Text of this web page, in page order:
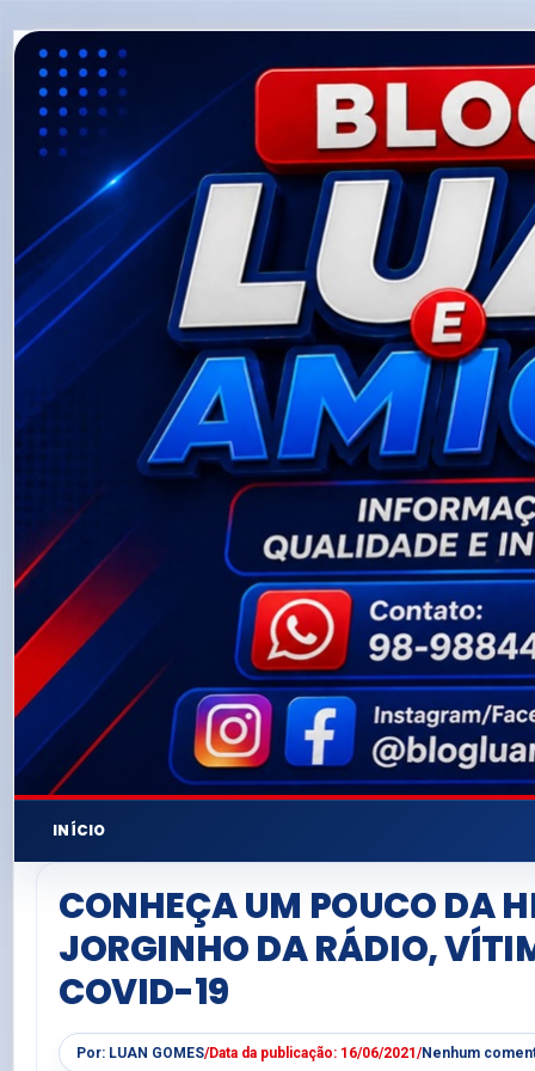
INÍCIO
CONHEÇA UM POUCO DA
JORGINHO DA RÁDIO,
COVID-19
Por: LUAN GOMES/Data da publicação: 16/06/2021/Nenhum